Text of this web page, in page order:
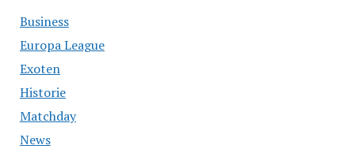
Business
Europa League
Exoten
Historie
Matchday
News